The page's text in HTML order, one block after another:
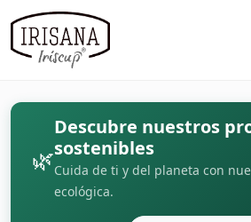
🌿
Descubre nuestros
sostenibles
Cuida de ti y del planeta con
ecológica.